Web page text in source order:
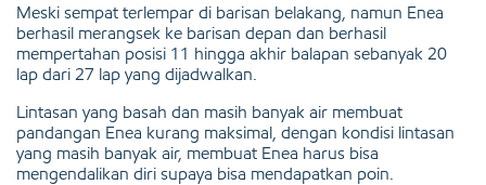
Meski sempat terlempar di barisan belakang, namun Enea
berhasil merangsek ke barisan depan dan berhasil
mempertahan posisi 11 hingga akhir balapan sebanyak 20
lap dari 27 lap yang dijadwalkan.
Lintasan yang basah dan masih banyak air membuat
pandangan Enea kurang maksimal, dengan kondisi lintasan
yang masih banyak air, membuat Enea harus bisa
mengendalikan diri supaya bisa mendapatkan poin.